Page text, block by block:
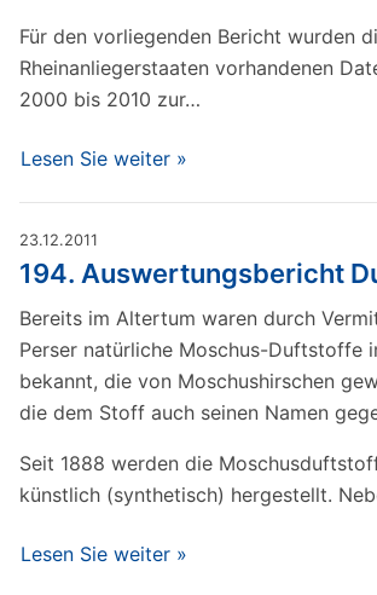
Für den vorliegenden Bericht wurden
Rheinanliegerstaaten vorhandenen
2000 bis 2010 zur…
Lesen Sie weiter »
23.12.2011
194. Auswertungsbericht
Bereits im Altertum waren durch
Perser natürliche Moschus-Duftstoffe
bekannt, die von Moschushirschen
die dem Stoff auch seinen Namen
Seit 1888 werden die
künstlich (synthetisch) hergestellt.
Lesen Sie weiter »